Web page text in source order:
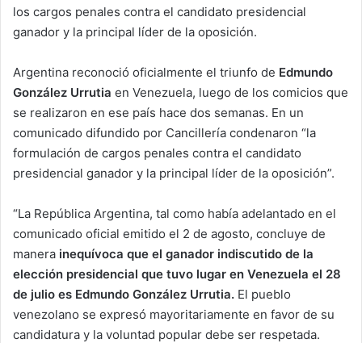
los cargos penales contra el candidato presidencial
ganador y la principal líder de la oposición.
Argentina reconoció oficialmente el triunfo de Edmundo
González Urrutia en Venezuela, luego de los comicios que
se realizaron en ese país hace dos semanas. En un
comunicado difundido por Cancillería condenaron “la
formulación de cargos penales contra el candidato
presidencial ganador y la principal líder de la oposición”.
“La República Argentina, tal como había adelantado en el
comunicado oficial emitido el 2 de agosto, concluye de
manera inequívoca que el ganador indiscutido de la
elección presidencial que tuvo lugar en Venezuela el 28
de julio es Edmundo González Urrutia. El pueblo
venezolano se expresó mayoritariamente en favor de su
candidatura y la voluntad popular debe ser respetada.